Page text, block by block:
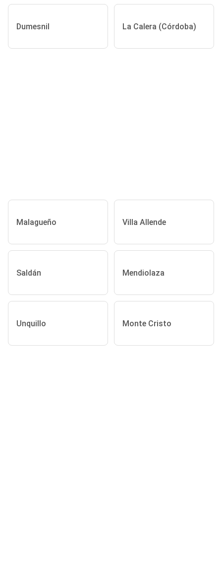
Dumesnil La Calera (Córdoba)
Malagueño Villa Allende
Saldán Mendiolaza
Unquillo Monte Cristo